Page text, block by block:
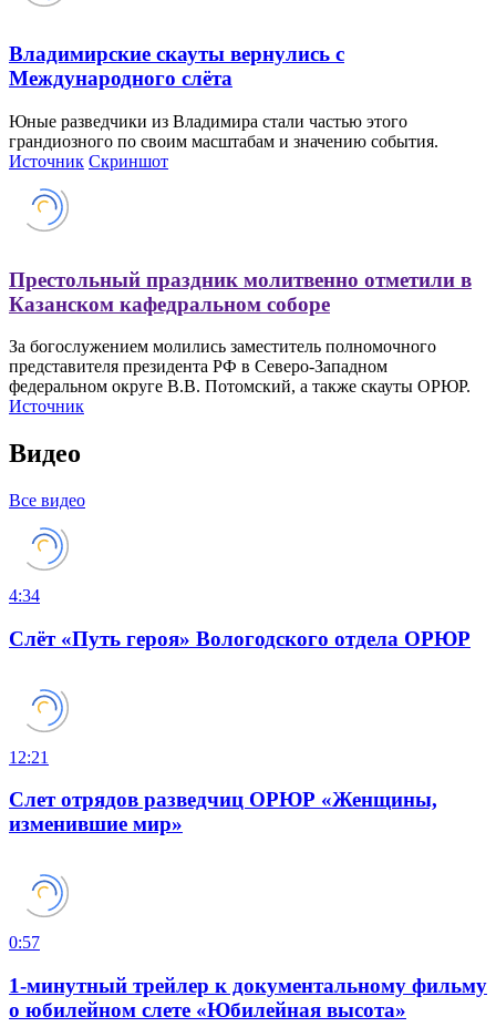
Владимирские скауты вернулись с
Международного слёта
Юные разведчики из Владимира стали частью этого
грандиозного по своим масштабам и значению события.
Источник Cкриншот
Престольный праздник молитвенно отметили в
Казанском кафедральном соборе
За богослужением молились заместитель полномочного
представителя президента РФ в Северо-Западном
федеральном округе В.В. Потомский, а также скауты ОРЮР.
Источник
Видео
Все видео
4:34
Слёт «Путь героя» Вологодского отдела ОРЮР
12:21
Слет отрядов разведчиц ОРЮР «Женщины,
изменившие мир»
0:57
1-минутный трейлер к документальному фильму
о юбилейном слете «Юбилейная высота»